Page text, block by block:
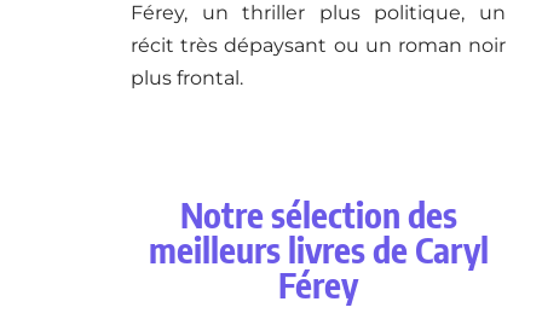
Férey, un thriller plus politique, un
récit très dépaysant ou un roman noir
plus frontal.
Notre sélection des
meilleurs livres de Caryl
Férey